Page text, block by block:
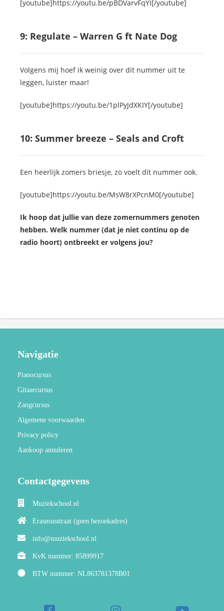
[youtube]https://youtu.be/pBDVarvFqYI[/youtube]
9: Regulate – Warren G ft Nate Dog
Volgens mij hoef ik weinig over dit nummer uit te
leggen, luister maar!
[youtube]https://youtu.be/1plPyJdXKIY[/youtube]
10: Summer breeze – Seals and Croft
Een heerlijk zomers briesje, zo voelt dit nummer ook.
[youtube]https://youtu.be/MsW8rXPcnM0[/youtube]
Ik hoop dat jullie van deze zomernummers genoten
hebben. Welk nummer (dat je niet continu op de
radio hoort) ontbreekt er volgens jou?
Navigatie
Pianocursus
Gitaarcursus
Zangcursus
Algemene voorwaarden
Privacy policy
Aankoop annuleren
Contactgegevens
Muziekschool.nl
Erasmusstraat (geen bezoekadres)
info@muziekschool.nl
KvK nummer: 85899917
BTW nummer: NL863781378B01